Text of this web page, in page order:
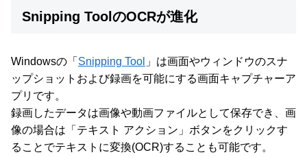
Snipping ToolのOCRが進化
Windowsの「 Snipping Tool 」は画面やウィンドウのスナ
ップショットおよび録画を可能にする画面キャプチャーア
プリです。
録画したデータは画像や動画ファイルとして保存でき、画
像の場合は「テキスト アクション」ボタンをクリックす
ることでテキストに変換(OCR)することも可能です。